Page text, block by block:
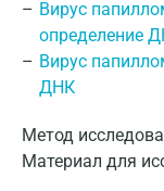
Вирус
определение
Вирус
ДНК
Метод
Материал для